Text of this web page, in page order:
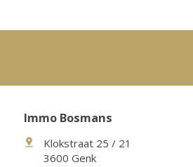
Immo Bosmans
Klokstraat 25 / 21
3600 Genk